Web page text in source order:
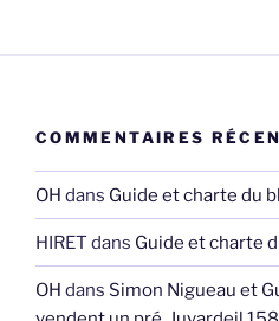
COMMENTAIRES
OH dans Guide et charte du
HIRET dans Guide et charte
OH dans Simon Nigueau et